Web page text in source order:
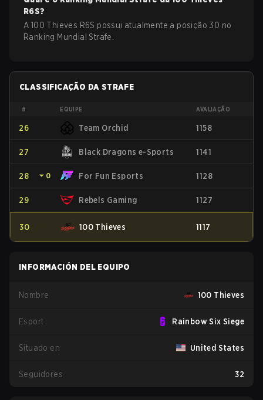
R6S?
A 100 Thieves R6S possui atualmente a posição 30 no
Ranking Mundial Strafe.
CLASSIFICAÇÃO DA STRAFE
# EQUIPE AVALIAÇÃO
26 Team Orchid 1158
27 Black Dragons e-Sports 1141
28 ⏷ 0 For Fun Esports 1128
29 Rebels Gaming 1127
30 100 Thieves 1117
INFORMACIÓN DEL EQUIPO
Nombre 100 Thieves
Esport Rainbow Six Siege
Situado en United States
Seguidores 32